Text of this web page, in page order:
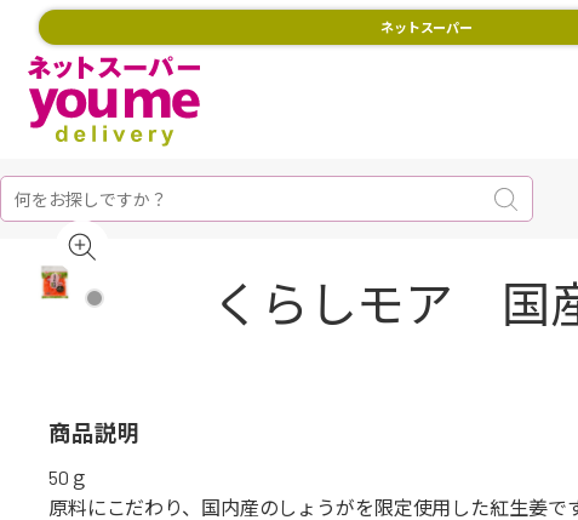
ネットスーパー
くらしモア 国
商品説明
50ｇ
原料にこだわり、国内産のしょうがを限定使用した紅生姜です